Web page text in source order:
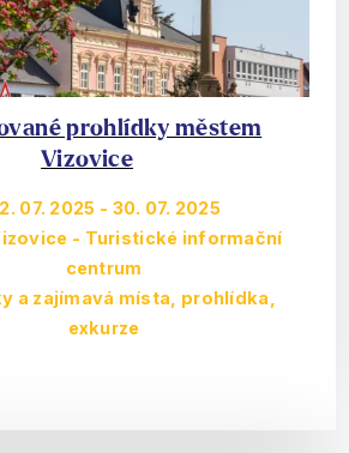
prohlídky městem
Vizovice
07. 2025 - 30. 07. 2025
- Turistické informační
centrum
a zajímavá místa
prohlídka,
exkurze